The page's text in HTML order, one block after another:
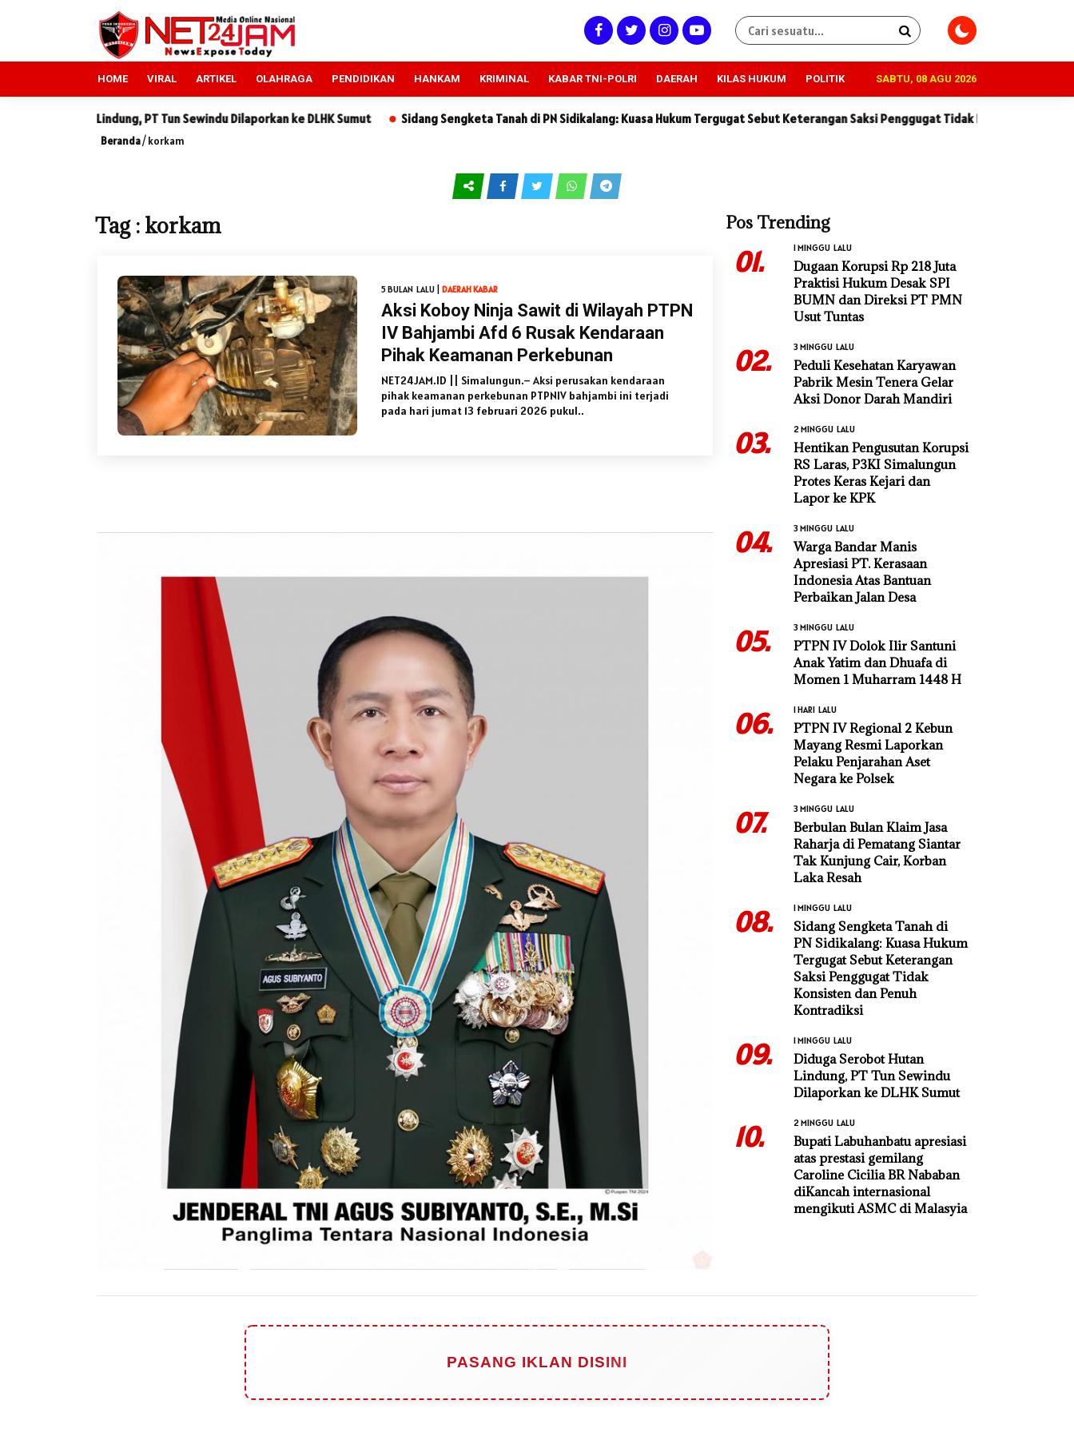
HOME VIRAL ARTIKEL OLAHRAGA PENDIDIKAN HANKAM KRIMINAL KABAR TNI-POLRI DAERAH KILAS HUKUM POLITIK SABTU, 08 AGU 2026
Lindung, PT Tun Sewindu Dilaporkan ke DLHK Sumut Sidang Sengketa Tanah di PN Sidikalang: Kuasa Hukum Tergugat Sebut Keterangan Saksi Penggugat Tidak Konsisten dan Penuh
Beranda/korkam
Tag : korkam
5 BULAN LALU | DAERAHKABAR
Aksi Koboy Ninja Sawit di Wilayah PTPN
IV Bahjambi Afd 6 Rusak Kendaraan
Pihak Keamanan Perkebunan
NET24JAM.ID || Simalungun.– Aksi perusakan kendaraan
pihak keamanan perkebunan PTPNIV bahjambi ini terjadi
pada hari jumat 13 februari 2026 pukul..
Pos Trending
01. 1 MINGGU LALU
Dugaan Korupsi Rp 218 Juta
Praktisi Hukum Desak SPI
BUMN dan Direksi PT PMN
Usut Tuntas
02. 3 MINGGU LALU
Peduli Kesehatan Karyawan
Pabrik Mesin Tenera Gelar
Aksi Donor Darah Mandiri
03. 2 MINGGU LALU
Hentikan Pengusutan Korupsi
RS Laras, P3KI Simalungun
Protes Keras Kejari dan
Lapor ke KPK
04. 3 MINGGU LALU
Warga Bandar Manis
Apresiasi PT. Kerasaan
Indonesia Atas Bantuan
Perbaikan Jalan Desa
05. 3 MINGGU LALU
PTPN IV Dolok Ilir Santuni
Anak Yatim dan Dhuafa di
Momen 1 Muharram 1448 H
06. 1 HARI LALU
PTPN IV Regional 2 Kebun
Mayang Resmi Laporkan
Pelaku Penjarahan Aset
Negara ke Polsek
07. 3 MINGGU LALU
Berbulan Bulan Klaim Jasa
Raharja di Pematang Siantar
Tak Kunjung Cair, Korban
Laka Resah
08. 1 MINGGU LALU
Sidang Sengketa Tanah di
PN Sidikalang: Kuasa Hukum
Tergugat Sebut Keterangan
Saksi Penggugat Tidak
Konsisten dan Penuh
Kontradiksi
09. 1 MINGGU LALU
Diduga Serobot Hutan
Lindung, PT Tun Sewindu
Dilaporkan ke DLHK Sumut
10. 2 MINGGU LALU
Bupati Labuhanbatu apresiasi
atas prestasi gemilang
Caroline Cicilia BR Nababan
diKancah internasional
mengikuti ASMC di Malasyia
PASANG IKLAN DISINI